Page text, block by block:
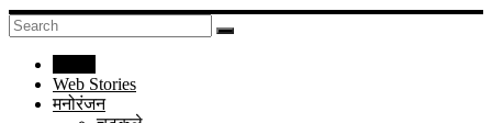
Web Stories
मनोरंजन